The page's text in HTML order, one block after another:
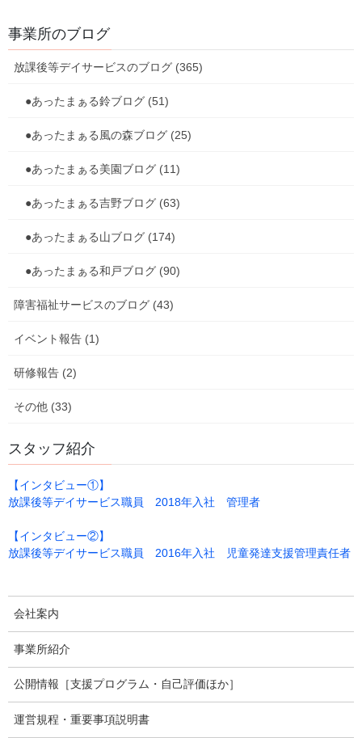
アイスが入ったお皿に、チョコソースや生クリームを絞ったり、
事業所のブログ
放課後等デイサービスのブログ (365)
●あったまぁる鈴ブログ (51)
●あったまぁる風の森ブログ (25)
●あったまぁる美園ブログ (11)
●あったまぁる吉野ブログ (63)
●あったまぁる山ブログ (174)
●あったまぁる和戸ブログ (90)
障害福祉サービスのブログ (43)
イベント報告 (1)
研修報告 (2)
その他 (33)
スタッフ紹介
【インタビュー①】
放課後等デイサービス職員 2018年入社 管理者
【インタビュー②】
放課後等デイサービス職員 2016年入社 児童発達支援管理責任者
会社案内
事業所紹介
公開情報［支援プログラム・自己評価ほか］
運営規程・重要事項説明書